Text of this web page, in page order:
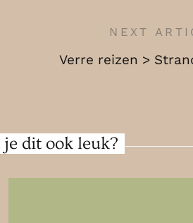
Tanzania
NEXT
Verre reizen >
dit ook leuk?